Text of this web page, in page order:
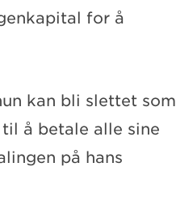
for å
kan bli slettet som
å betale alle sine
på hans